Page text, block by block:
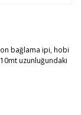
bağlama ipi, hobi
uzunluğundaki